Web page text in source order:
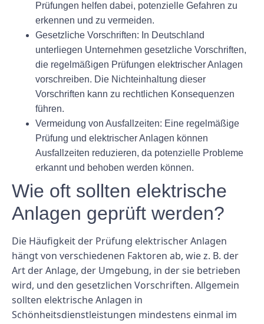
Prüfungen helfen dabei, potenzielle Gefahren zu
erkennen und zu vermeiden.
Gesetzliche Vorschriften: In Deutschland
unterliegen Unternehmen gesetzliche Vorschriften,
die regelmäßigen Prüfungen elektrischer Anlagen
vorschreiben. Die Nichteinhaltung dieser
Vorschriften kann zu rechtlichen Konsequenzen
führen.
Vermeidung von Ausfallzeiten: Eine regelmäßige
Prüfung und elektrischer Anlagen können
Ausfallzeiten reduzieren, da potenzielle Probleme
erkannt und behoben werden können.
Wie oft sollten elektrische
Anlagen geprüft werden?
Die Häufigkeit der Prüfung elektrischer Anlagen
hängt von verschiedenen Faktoren ab, wie z. B. der
Art der Anlage, der Umgebung, in der sie betrieben
wird, und den gesetzlichen Vorschriften. Allgemein
sollten elektrische Anlagen in
Schönheitsdienstleistungen mindestens einmal im